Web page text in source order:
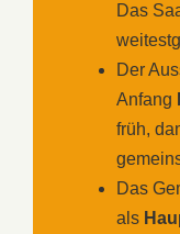
Das
Der
Anfang
früh,
Das
als